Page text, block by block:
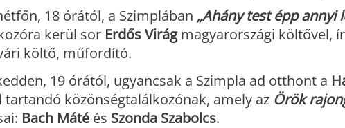
18 órától, a Szimplában „Ahány test épp annyi
kerül sor Erdős Virágmagyarországi költővel,
költő, műfordító.
19 órától, ugyancsak a Szimpla ad otthont a
közönségtalálkozónak, amely az Örök
Bach Máté és Szonda Szabolcs.